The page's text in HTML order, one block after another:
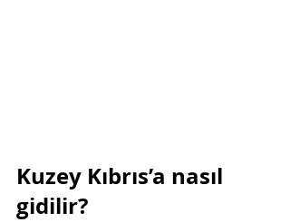
Kuzey Kıbrıs’a nasıl
gidilir?